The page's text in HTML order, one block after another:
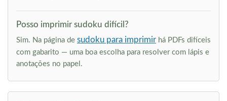
Posso imprimir sudoku difícil?
Sim. Na página de sudoku para imprimir há PDFs difíceis
com gabarito — uma boa escolha para resolver com lápis e
anotações no papel.